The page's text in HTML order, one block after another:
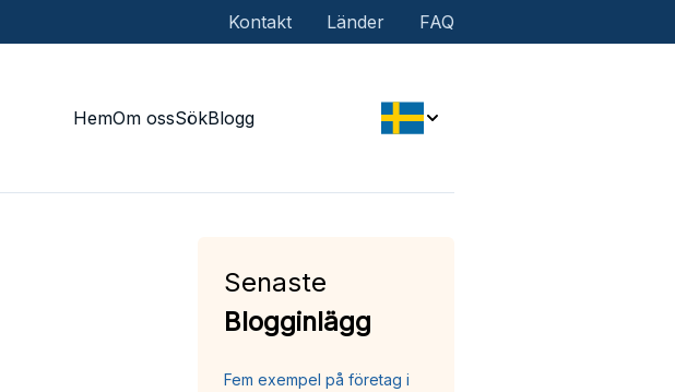
Kontakt Länder FAQ
HemOm ossSökBlogg
Senaste
Blogginlägg
Fem exempel på företag i